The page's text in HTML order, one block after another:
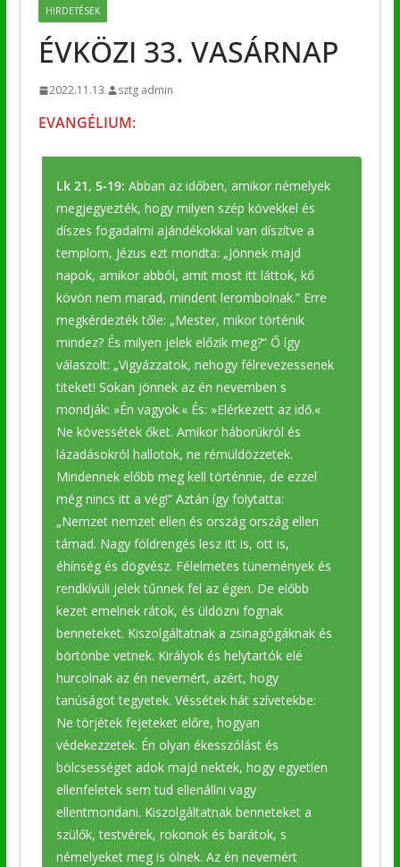
HIRDETÉSEK
ÉVKÖZI 33. VASÁRNAP
2022.11.13. sztg admin
EVANGÉLIUM:
Lk 21, 5-19: Abban az időben, amikor némelyek
megjegyezték, hogy milyen szép kövekkel és
díszes fogadalmi ajándékokkal van díszítve a
templom, Jézus ezt mondta: „Jönnek majd
napok, amikor abból, amit most itt láttok, kő
kövön nem marad, mindent lerombolnak.” Erre
megkérdezték tőle: „Mester, mikor történik
mindez? És milyen jelek előzik meg?” Ő így
válaszolt: „Vigyázzatok, nehogy félrevezessenek
titeket! Sokan jönnek az én nevemben s
mondják: »Én vagyok.« És: »Elérkezett az idő.«
Ne kövessétek őket. Amikor háborúkról és
lázadásokról hallotok, ne rémüldözzetek.
Mindennek előbb meg kell történnie, de ezzel
még nincs itt a vég!” Aztán így folytatta:
„Nemzet nemzet ellen és ország ország ellen
támad. Nagy földrengés lesz itt is, ott is,
éhínség és dögvész. Félelmetes tünemények és
rendkívüli jelek tűnnek fel az égen. De előbb
kezet emelnek rátok, és üldözni fognak
benneteket. Kiszolgáltatnak a zsinagógáknak és
börtönbe vetnek. Királyok és helytartók elé
hurcolnak az én nevemért, azért, hogy
tanúságot tegyetek. Véssétek hát szívetekbe:
Ne törjétek fejeteket előre, hogyan
védekezzetek. Én olyan ékesszólást és
bölcsességet adok majd nektek, hogy egyetlen
ellenfeletek sem tud ellenállni vagy
ellentmondani. Kiszolgáltatnak benneteket a
szülők, testvérek, rokonok és barátok, s
némelyeket meg is ölnek. Az én nevemért